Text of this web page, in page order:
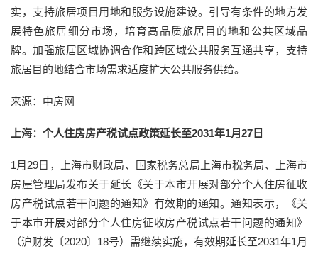
实，支持旅居项目用地和服务设施建设。引导有条件的地方发
展特色旅居细分市场，培育高品质旅居目的地和公共区域品
牌。加强旅居区域协调合作和跨区域公共服务互通共享，支持
旅居目的地结合市场需求适度扩大公共服务供给。
来源：中房网
上海：个人住房房产税试点政策延长至2031年1月27日
1月29日，上海市财政局、国家税务总局上海市税务局、上海市
房屋管理局发布关于延长《关于本市开展对部分个人住房征收
房产税试点若干问题的通知》有效期的通知。通知表示，《关
于本市开展对部分个人住房征收房产税试点若干问题的通知》
（沪财发〔2020〕18号）需继续实施，有效期延长至2031年1月